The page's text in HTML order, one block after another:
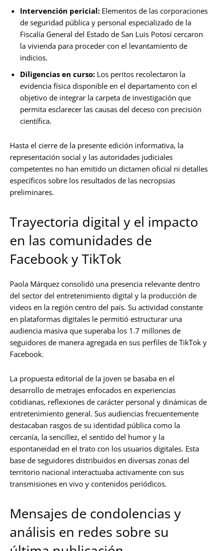
Intervención pericial: Elementos de las corporaciones
de seguridad pública y personal especializado de la
Fiscalía General del Estado de San Luis Potosí cercaron
la vivienda para proceder con el levantamiento de
indicios.
Diligencias en curso: Los peritos recolectaron la
evidencia física disponible en el departamento con el
objetivo de integrar la carpeta de investigación que
permita esclarecer las causas del deceso con precisión
científica.
Hasta el cierre de la presente edición informativa, la
representación social y las autoridades judiciales
competentes no han emitido un dictamen oficial ni detalles
específicos sobre los resultados de las necropsias
preliminares.
Trayectoria digital y el impacto
en las comunidades de
Facebook y TikTok
Paola Márquez consolidó una presencia relevante dentro
del sector del entretenimiento digital y la producción de
videos en la región centro del país. Su actividad constante
en plataformas digitales le permitió estructurar una
audiencia masiva que superaba los 1.7 millones de
seguidores de manera agregada en sus perfiles de TikTok y
Facebook.
La propuesta editorial de la joven se basaba en el
desarrollo de metrajes enfocados en experiencias
cotidianas, reflexiones de carácter personal y dinámicas de
entretenimiento general. Sus audiencias frecuentemente
destacaban rasgos de su identidad pública como la
cercanía, la sencillez, el sentido del humor y la
espontaneidad en el trato con los usuarios digitales. Esta
base de seguidores distribuidos en diversas zonas del
territorio nacional interactuaba activamente con sus
transmisiones en vivo y contenidos periódicos.
Mensajes de condolencias y
análisis en redes sobre su